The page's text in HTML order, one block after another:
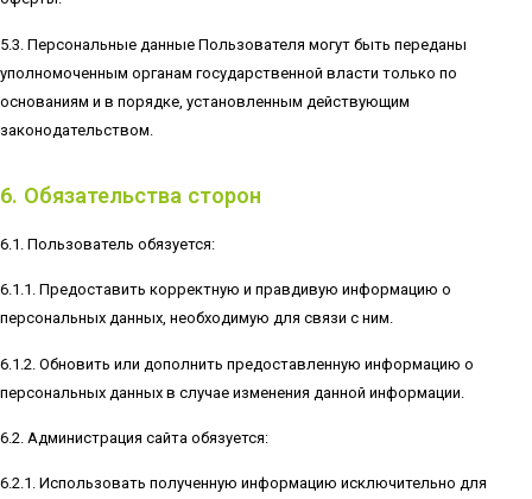
5.3. Персональные данные Пользователя могут быть переданы
уполномоченным органам государственной власти только по
основаниям и в порядке, установленным действующим
законодательством.
6. Обязательства сторон
6.1. Пользователь обязуется:
6.1.1. Предоставить корректную и правдивую информацию о
персональных данных, необходимую для связи с ним.
6.1.2. Обновить или дополнить предоставленную информацию о
персональных данных в случае изменения данной информации.
6.2. Администрация сайта обязуется:
6.2.1. Использовать полученную информацию исключительно для